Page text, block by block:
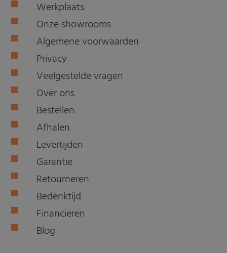
Werkplaats
Onze showrooms
Algemene voorwaarden
Privacy
Veelgestelde vragen
Over ons
Bestellen
Afhalen
Levertijden
Garantie
Retourneren
Bedenktijd
Financieren
Blog